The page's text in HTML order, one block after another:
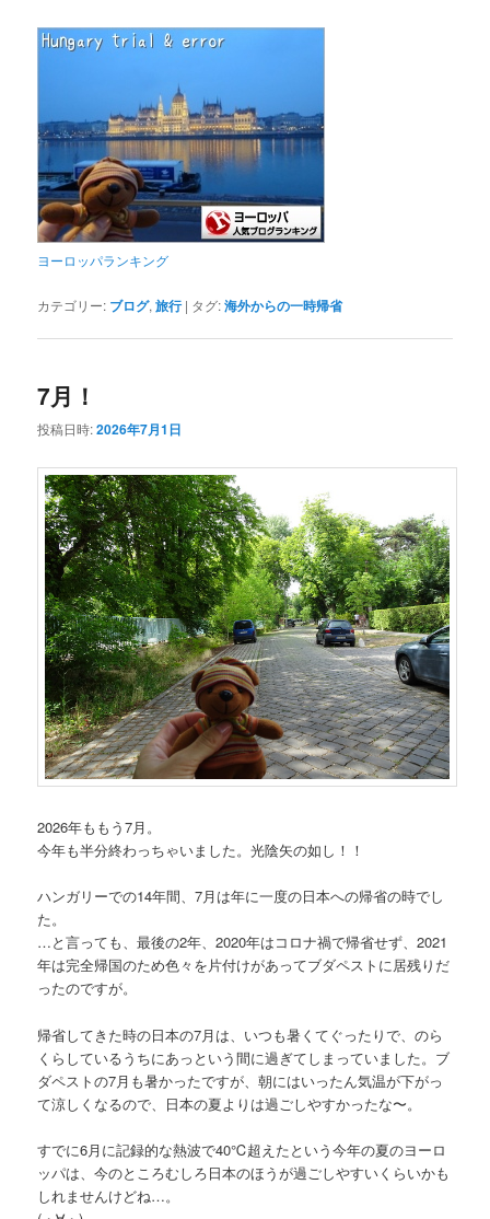
ヨーロッパランキング
カテゴリー: ブログ,旅行 | タグ:海外からの一時帰省
7月！
投稿日時:2026年7月1日
2026年ももう7月。
今年も半分終わっちゃいました。光陰矢の如し！！
ハンガリーでの14年間、7月は年に一度の日本への帰省の時でし
た。
…と言っても、最後の2年、2020年はコロナ禍で帰省せず、2021
年は完全帰国のため色々を片付けがあってブダペストに居残りだ
ったのですが。
帰省してきた時の日本の7月は、いつも暑くてぐったりで、のら
くらしているうちにあっという間に過ぎてしまっていました。ブ
ダペストの7月も暑かったですが、朝にはいったん気温が下がっ
て涼しくなるので、日本の夏よりは過ごしやすかったな〜。
すでに6月に記録的な熱波で40℃超えたという今年の夏のヨーロ
ッパは、今のところむしろ日本のほうが過ごしやすいくらいかも
しれませんけどね…。